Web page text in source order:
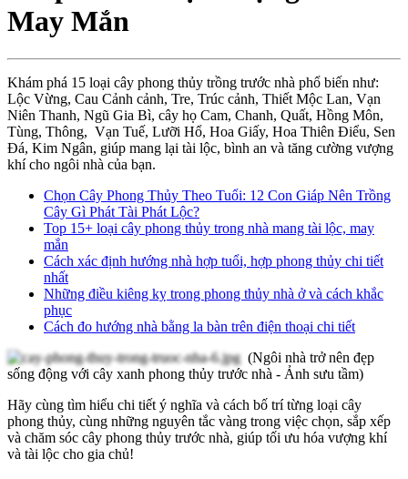
May Mắn
Khám phá 15 loại cây phong thủy trồng trước nhà phổ biến như:
Lộc Vừng, Cau Cảnh cảnh, Tre, Trúc cảnh, Thiết Mộc Lan, Vạn
Niên Thanh, Ngũ Gia Bì, cây họ Cam, Chanh, Quất, Hồng Môn,
Tùng, Thông, Vạn Tuế, Lưỡi Hổ, Hoa Giấy, Hoa Thiên Điểu, Sen
Đá, Kim Ngân, giúp mang lại tài lộc, bình an và tăng cường vượng
khí cho ngôi nhà của bạn.
Chọn Cây Phong Thủy Theo Tuổi: 12 Con Giáp Nên Trồng
Cây Gì Phát Tài Phát Lộc?
Top 15+ loại cây phong thủy trong nhà mang tài lộc, may
mắn
Cách xác định hướng nhà hợp tuổi, hợp phong thủy chi tiết
nhất
Những điều kiêng kỵ trong phong thủy nhà ở và cách khắc
phục
Cách đo hướng nhà bằng la bàn trên điện thoại chi tiết
(Ngôi nhà trở nên đẹp
sống động với cây xanh phong thủy trước nhà - Ảnh sưu tầm)
Hãy cùng tìm hiểu chi tiết ý nghĩa và cách bố trí từng loại cây
phong thủy, cùng những nguyên tắc vàng trong việc chọn, sắp xếp
và chăm sóc cây phong thủy trước nhà, giúp tối ưu hóa vượng khí
và tài lộc cho gia chủ!